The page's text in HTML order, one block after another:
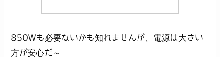
850Wも必要ないかも知れませんが、電源は大きい
方が安心だ～